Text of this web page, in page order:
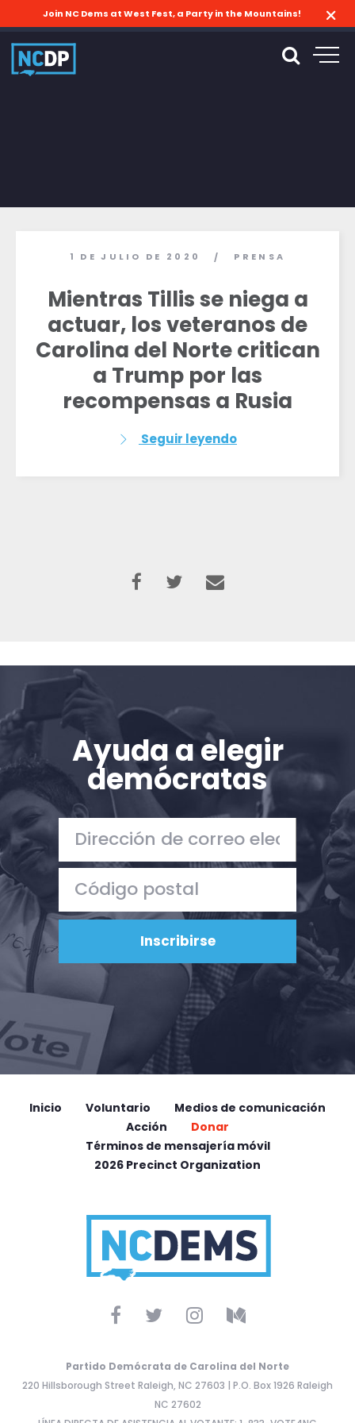
Inicio
Shop
Trabaja con nosotros
Pulse
Su fiesta
Acción
Vote
Donar
Join NC Dems at West Fest, a Party in the Mountains!
1 DE JULIO DE 2020 / PRENSA
Mientras Tillis se niega a
actuar, los veteranos de
Carolina del Norte critican
a Trump por las
recompensas a Rusia
Seguir leyendo
Ayuda a elegir
demócratas
Inicio Voluntario
Medios de comunicación
Acción
Donar
Términos de mensajería móvil
2026 Precinct Organization
Partido Demócrata de Carolina del Norte
220 Hillsborough Street Raleigh, NC 27603 | P.O. Box 1926 Raleigh
NC 27602